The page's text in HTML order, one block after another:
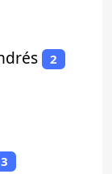
2
3